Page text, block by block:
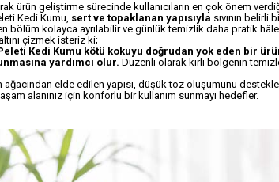
ürün geliştirme sürecinde kullanıcıların en çok önem
Kedi Kumu, sert ve topaklanan yapısıyla sıvının
bölüm kolayca ayrılabilir ve günlük temizlik daha pratik
çizmek isteriz ki;
Kedi Kumu kötü kokuyu doğrudan yok eden bir
yardımcı olur. Düzenli olarak kirli bölgenin
ağacından elde edilen yapısı, düşük toz oluşumunu
alanınız için konforlu bir kullanım sunmayı hedefler.